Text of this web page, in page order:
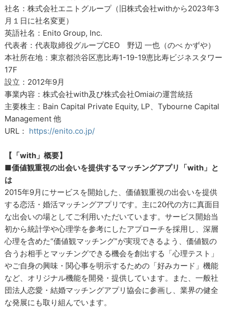
社名：株式会社エニトグループ（旧株式会社withから2023年3
月１日に社名変更）
英語社名：Enito Group, Inc.
代表者：代表取締役グループCEO 野辺 一也（のべ かずや）
本社所在地：東京都渋谷区恵比寿1-19-19恵比寿ビジネスタワー
17F
設立：2012年9月
事業内容：株式会社with及び株式会社Omiaiの運営統括
主要株主：Bain Capital Private Equity, LP、Tybourne Capital
Management 他
URL： https://enito.co.jp/
【「with」概要】
■価値観重視の出会いを提供するマッチングアプリ「with」と
は
2015年9月にサービスを開始した、価値観重視の出会いを提供
する恋活・婚活マッチングアプリです。主に20代の方に真面目
な出会いの場としてご利用いただいています。サービス開始当
初から統計学や心理学を参考にしたアプローチを採用し、深層
心理を含めた“価値観マッチング”が実現できるよう、価値観の
合うお相手とマッチングできる機会を創出する「心理テスト」
やご自身の興味・関心事を明示するための「好みカード」機能
など、オリジナル機能を開発・提供しています。また、一般社
団法人恋愛・結婚マッチングアプリ協会に参画し、業界の健全
な発展にも取り組んでいます。